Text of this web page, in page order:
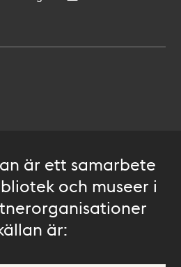
är ett samarbete
och museer i
är: